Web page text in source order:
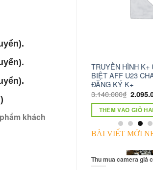
khách
HÌNH K+ ƯU ĐÃI ĐẶC
AFF U23 CHAMPIONSHIP KHI
K+
camera wifi xoay
1.230.000₫
THÊM VÀO GIỎ
BÀI VIẾT MỚI
Thu mua camera giá